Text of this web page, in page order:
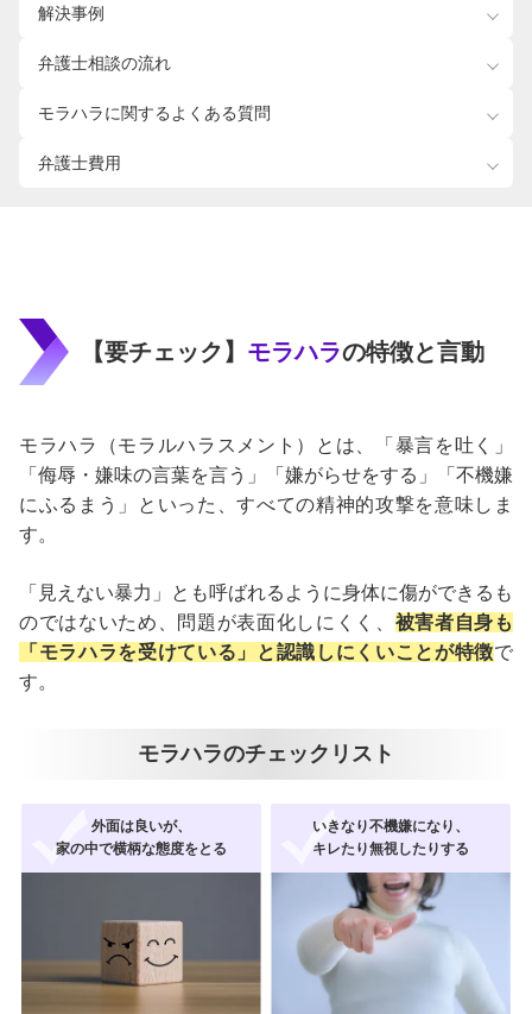
解決事例
弁護士相談の流れ
モラハラに関するよくある質問
弁護士費用
【要チェック】 モラハラの特徴と言動
モラハラ（モラルハラスメント）とは、「暴言を吐く」
「侮辱・嫌味の言葉を言う」「嫌がらせをする」「不機嫌
にふるまう」といった、すべての精神的攻撃を意味しま
す。
「見えない暴力」とも呼ばれるように身体に傷ができるも
のではないため、問題が表面化しにくく、 被害者自身も
「モラハラを受けている」と認識しにくいことが特徴で
す。
モラハラのチェックリスト
外面は良いが、
家の中で横柄な態度をとる
いきなり不機嫌になり、
キレたり無視したりする